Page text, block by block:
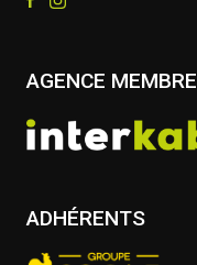
AGENCE MEMBRE
ADHÉRENTS